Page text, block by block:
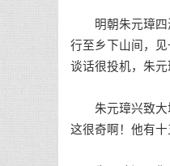
明朝朱元璋四海
行至乡下山间，
谈话很投机，朱
朱元璋兴致大增
这很奇啊！他有